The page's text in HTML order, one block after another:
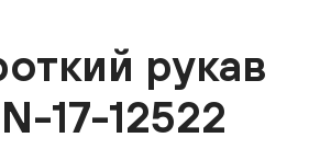
рукав
17-12522